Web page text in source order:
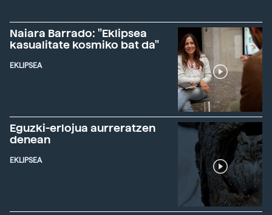
Naiara Barrado: "Eklipsea
kasualitate kosmiko bat da"
EKLIPSEA
Eguzki-erlojua aurreratzen
denean
EKLIPSEA